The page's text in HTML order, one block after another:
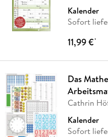
Kalender
Sofort
11,99 €*
Das
Cathrin
Kalender
Sofort